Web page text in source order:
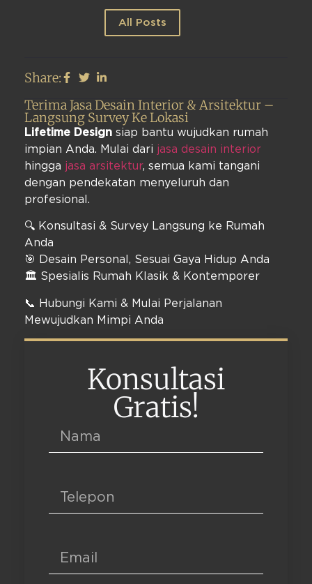
All Posts
Share:
Terima Jasa Desain Interior & Arsitektur –
Langsung Survey Ke Lokasi
Lifetime Design siap bantu wujudkan rumah
impian Anda. Mulai dari jasa desain interior
hingga jasa arsitektur, semua kami tangani
dengan pendekatan menyeluruh dan
profesional.
🔍 Konsultasi & Survey Langsung ke Rumah
Anda
🎯 Desain Personal, Sesuai Gaya Hidup Anda
🏛️ Spesialis Rumah Klasik & Kontemporer
📞 Hubungi Kami & Mulai Perjalanan
Mewujudkan Mimpi Anda
Konsultasi
Gratis!